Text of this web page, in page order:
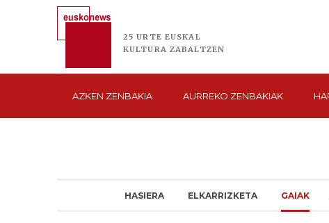
25 URTE EUSKAL
KULTURA ZABALTZEN
AZKEN ZENBAKIA AURREKO ZENBAKIAK
HASIERA ELKARRIZKETA GAIAK